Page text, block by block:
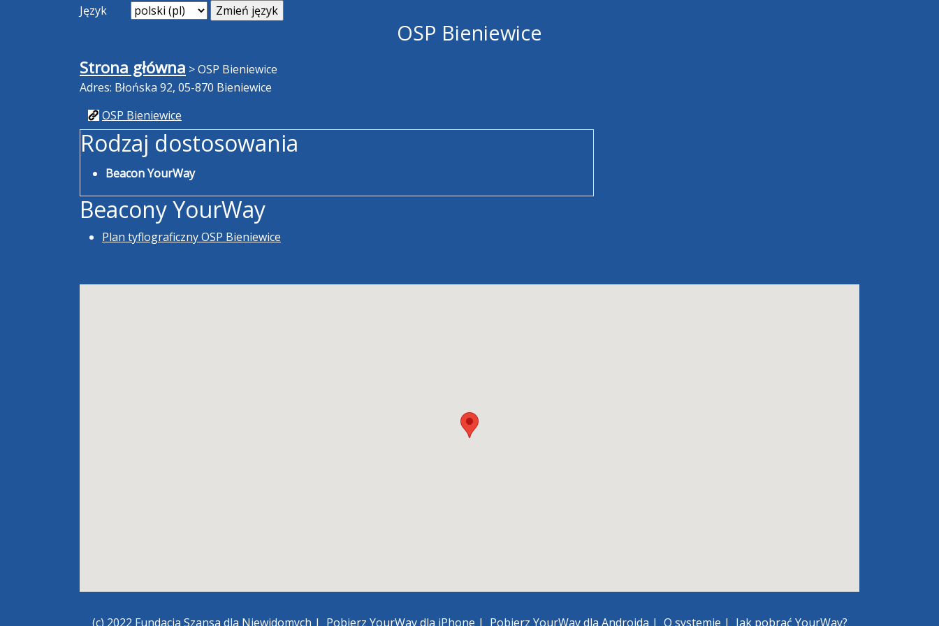
Język
OSP Bieniewice
Strona główna >OSP Bieniewice
Adres: Błońska 92, 05-870 Bieniewice
OSP Bieniewice
Rodzaj dostosowania
Beacon YourWay
Beacony YourWay
Plan tyflograficzny OSP Bieniewice
(c) 2022 Fundacja Szansa dla Niewidomych | Pobierz YourWay dla iPhone | Pobierz YourWay dla Androida | O systemie | Jak pobrać YourWay?